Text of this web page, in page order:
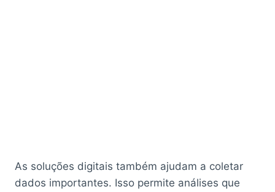
As soluções digitais também ajudam a coletar
dados importantes. Isso permite análises que